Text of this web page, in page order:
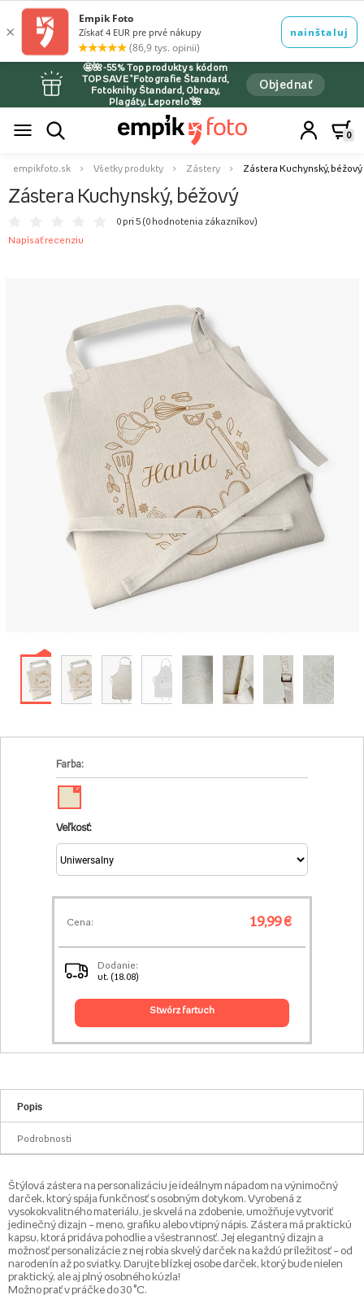
🤩🌺-55% Top produkty s kódom
TOPSAVE *Fotografie Štandard,
Fotoknihy Štandard, Obrazy,
Plagáty, Leporelo*🌺
Objednať
0
empikfoto.sk Všetky produkty Zástery Zástera Kuchynský, béžový
Zástera Kuchynský, béžový
0 pri 5 (0 hodnotenia zákazníkov)
Napísať recenziu
Farba:
✓
Veľkosť:
Cena: 19,99 €
Dodanie:
ut. (18.08)
stwórz fartuch
Popis
Podrobnosti
Štýlová zástera na personalizáciu je ideálnym nápadom na výnimočný
darček, ktorý spája funkčnosť s osobným dotykom. Vyrobená z
vysokokvalitného materiálu, je skvelá na zdobenie, umožňuje vytvoriť
jedinečný dizajn – meno, grafiku alebo vtipný nápis. Zástera má praktickú
kapsu, ktorá pridáva pohodlie a všestrannosť. Jej elegantný dizajn a
možnosť personalizácie z nej robia skvelý darček na každú príležitosť – od
narodenín až po sviatky. Darujte blízkej osobe darček, ktorý bude nielen
praktický, ale aj plný osobného kúzla!
Možno prať v práčke do 30 °C.